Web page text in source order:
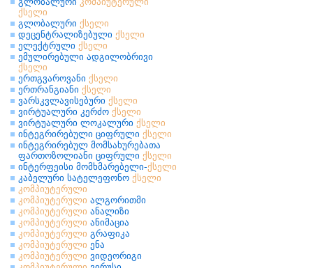
ქსელი
გლობალური ქსელი
დეცენტრალიზებული ქსელი
ელექტრული ქსელი
ემულირებული ადგილობრივი
ქსელი
ერთგვაროვანი ქსელი
ერთრანგიანი ქსელი
ვარსკვლავისებური ქსელი
ვირტუალური კერძო ქსელი
ვირტუალური ლოკალური ქსელი
ინტეგრირებული ციფრული ქსელი
ინტეგრირებულ მომსახურებათა
ფართოზოლიანი ციფრული ქსელი
ინტერფეისი მომხმარებელი-ქსელი
კაბელური სატელეფონო ქსელი
კომპიუტერული
კომპიუტერული ალგორითმი
კომპიუტერული ანალიზი
კომპიუტერული ანიმაცია
კომპიუტერული გრაფიკა
კომპიუტერული ენა
კომპიუტერული ვიდეორიგი